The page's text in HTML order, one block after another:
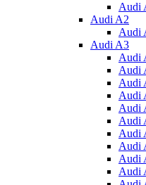
Audi
Audi A2
Audi
Audi A3
Audi
Audi
Audi
Audi
Audi
Audi
Audi
Audi
Audi
Audi